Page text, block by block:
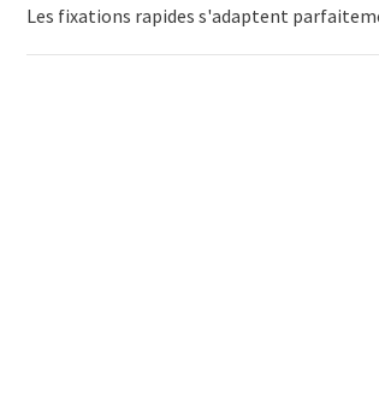
Les fixations rapides s'adaptent